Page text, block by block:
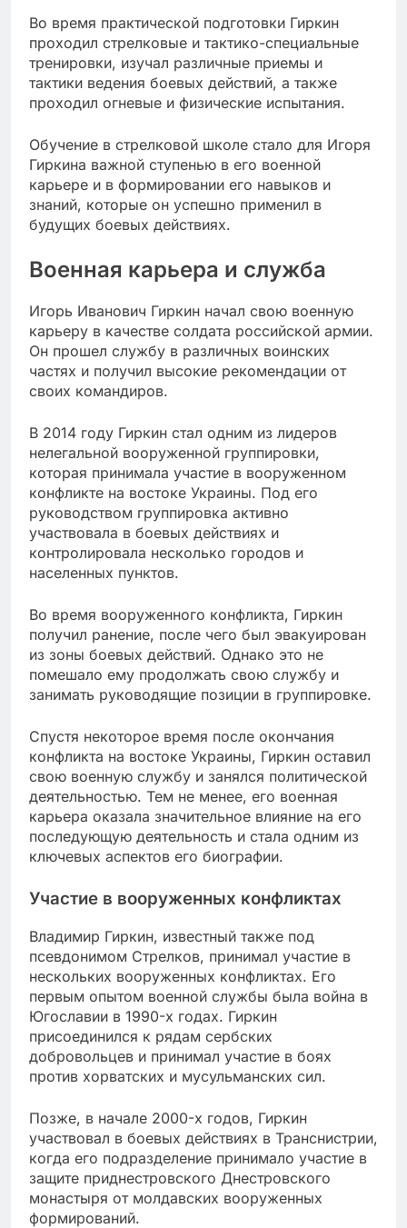
Во время практической подготовки Гиркин
проходил стрелковые и тактико-специальные
тренировки, изучал различные приемы и
тактики ведения боевых действий, а также
проходил огневые и физические испытания.
Обучение в стрелковой школе стало для Игоря
Гиркина важной ступенью в его военной
карьере и в формировании его навыков и
знаний, которые он успешно применил в
будущих боевых действиях.
Военная карьера и служба
Игорь Иванович Гиркин начал свою военную
карьеру в качестве солдата российской армии.
Он прошел службу в различных воинских
частях и получил высокие рекомендации от
своих командиров.
В 2014 году Гиркин стал одним из лидеров
нелегальной вооруженной группировки,
которая принимала участие в вооруженном
конфликте на востоке Украины. Под его
руководством группировка активно
участвовала в боевых действиях и
контролировала несколько городов и
населенных пунктов.
Во время вооруженного конфликта, Гиркин
получил ранение, после чего был эвакуирован
из зоны боевых действий. Однако это не
помешало ему продолжать свою службу и
занимать руководящие позиции в группировке.
Спустя некоторое время после окончания
конфликта на востоке Украины, Гиркин оставил
свою военную службу и занялся политической
деятельностью. Тем не менее, его военная
карьера оказала значительное влияние на его
последующую деятельность и стала одним из
ключевых аспектов его биографии.
Участие в вооруженных конфликтах
Владимир Гиркин, известный также под
псевдонимом Стрелков, принимал участие в
нескольких вооруженных конфликтах. Его
первым опытом военной службы была война в
Югославии в 1990-х годах. Гиркин
присоединился к рядам сербских
добровольцев и принимал участие в боях
против хорватских и мусульманских сил.
Позже, в начале 2000-х годов, Гиркин
участвовал в боевых действиях в Транснистрии,
когда его подразделение принимало участие в
защите приднестровского Днестровского
монастыря от молдавских вооруженных
формирований.